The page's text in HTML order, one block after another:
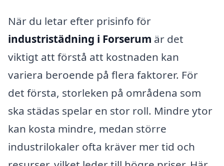
När du letar efter prisinfo för
industristädning i Forserum är det
viktigt att förstå att kostnaden kan
variera beroende på flera faktorer. För
det första, storleken på områdena som
ska städas spelar en stor roll. Mindre ytor
kan kosta mindre, medan större
industrilokaler ofta kräver mer tid och